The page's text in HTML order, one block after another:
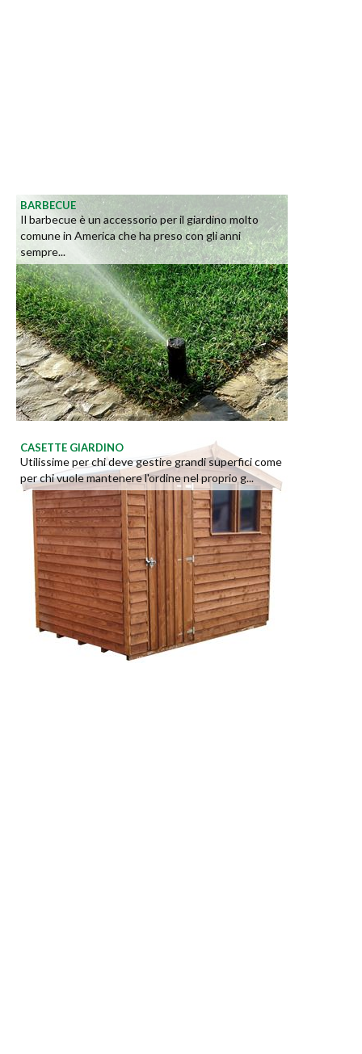
BARBECUE
Il barbecue è un accessorio per il giardino molto
comune in America che ha preso con gli anni
sempre...
CASETTE GIARDINO
Utilissime per chi deve gestire grandi superfici come
per chi vuole mantenere l'ordine nel proprio g...